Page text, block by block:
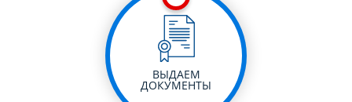
ВЫДАЕМ
ДОКУМЕНТЫ